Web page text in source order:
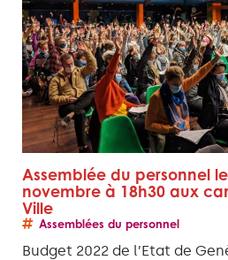
Assemblée du personnel
novembre à 18h30 aux
Ville
Assemblées du personnel
Budget 2022 de l’Etat de